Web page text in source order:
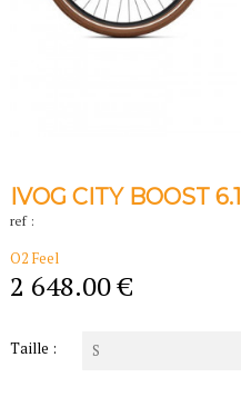
IVOG CITY BOOST 6.1
ref :
O2 Feel
2 648.00 €
Taille : S